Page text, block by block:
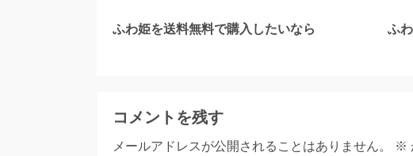
ふわ姫を送料無料で購入したいなら ふ
コメントを残す
メールアドレスが公開されることはありません。 ※